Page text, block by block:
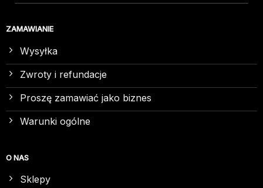
ZAMAWIANIE
Wysyłka
Zwroty i refundacje
Proszę zamawiać jako biznes
Warunki ogólne
O NAS
Sklepy